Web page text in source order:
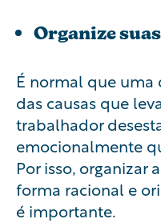
Organize
É normal que
das causas que
trabalhador
emocionalmente
Por isso, organizar
forma racional e
é importante.